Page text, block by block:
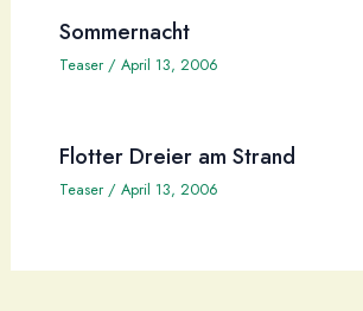
Sommernacht
Teaser/ April 13, 2006
Flotter Dreier am Strand
Teaser/ April 13, 2006